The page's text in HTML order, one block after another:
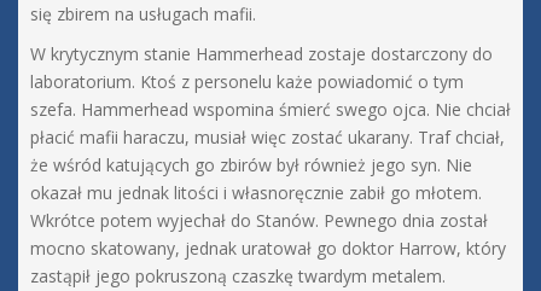
się zbirem na usługach mafii.
W krytycznym stanie Hammerhead zostaje dostarczony do
laboratorium. Ktoś z personelu każe powiadomić o tym
szefa. Hammerhead wspomina śmierć swego ojca. Nie chciał
płacić mafii haraczu, musiał więc zostać ukarany. Traf chciał,
że wśród katujących go zbirów był również jego syn. Nie
okazał mu jednak litości i własnoręcznie zabił go młotem.
Wkrótce potem wyjechał do Stanów. Pewnego dnia został
mocno skatowany, jednak uratował go doktor Harrow, który
zastąpił jego pokruszoną czaszkę twardym metalem.